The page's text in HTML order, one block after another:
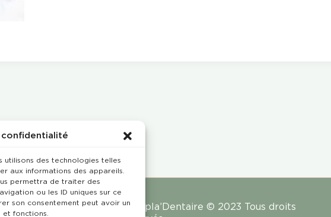
confidentialité
utilisons des technologies telles
aux informations des appareils.
permettra de traiter des
ou les ID uniques sur ce
son consentement peut avoir un
fonctions.
Rempla’Dentaire © 2023 Tous droits